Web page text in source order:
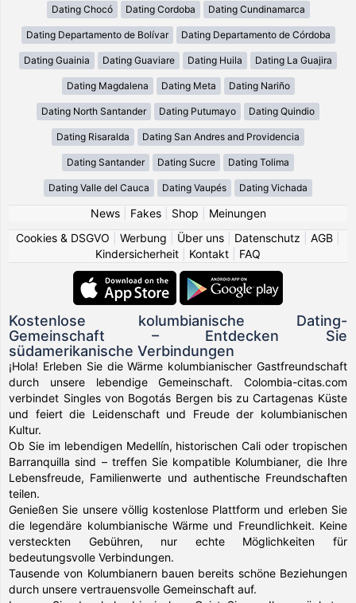
Dating Chocó Dating Cordoba Dating Cundinamarca
Dating Departamento de Bolívar Dating Departamento de Córdoba
Dating Guainia Dating Guaviare Dating Huila Dating La Guajira
Dating Magdalena Dating Meta Dating Nariño
Dating North Santander Dating Putumayo Dating Quindio
Dating Risaralda Dating San Andres and Providencia
Dating Santander Dating Sucre Dating Tolima
Dating Valle del Cauca Dating Vaupés Dating Vichada
News| Fakes| Shop
Meinungen
Cookies & DSGVO
Werbung Über uns Datenschutz AGB
Kindersicherheit
Kontakt FAQ
Kostenlose kolumbianische Dating-
Gemeinschaft – Entdecken Sie
südamerikanische Verbindungen
¡Hola! Erleben Sie die Wärme kolumbianischer Gastfreundschaft
durch unsere lebendige Gemeinschaft. Colombia-citas.com
verbindet Singles von Bogotás Bergen bis zu Cartagenas Küste
und feiert die Leidenschaft und Freude der kolumbianischen
Kultur.
Ob Sie im lebendigen Medellín, historischen Cali oder tropischen
Barranquilla sind – treffen Sie kompatible Kolumbianer, die Ihre
Lebensfreude, Familienwerte und authentische Freundschaften
teilen.
Genießen Sie unsere völlig kostenlose Plattform und erleben Sie
die legendäre kolumbianische Wärme und Freundlichkeit. Keine
versteckten Gebühren, nur echte Möglichkeiten für
bedeutungsvolle Verbindungen.
Tausende von Kolumbianern bauen bereits schöne Beziehungen
durch unsere vertrauensvolle Gemeinschaft auf.